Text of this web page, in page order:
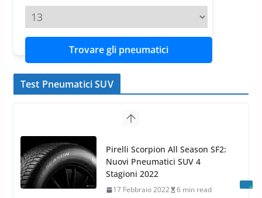
Trovare gli pneumatici
Test Pneumatici SUV
Nokian WR SUV 3: il 1°
pneumatico invernale al mondo
di classe A
13 Maggio 2015 2 min read